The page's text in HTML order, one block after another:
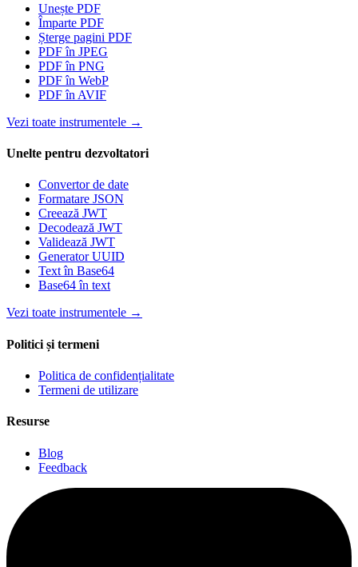
Unește PDF
Împarte PDF
Șterge pagini PDF
PDF în JPEG
PDF în PNG
PDF în WebP
PDF în AVIF
Vezi toate instrumentele →
Unelte pentru dezvoltatori
Convertor de date
Formatare JSON
Creează JWT
Decodează JWT
Validează JWT
Generator UUID
Text în Base64
Base64 în text
Vezi toate instrumentele →
Politici și termeni
Politica de confidențialitate
Termeni de utilizare
Resurse
Blog
Feedback